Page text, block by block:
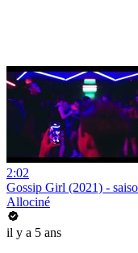
2:02
Gossip Girl (2021) -
Allociné
il y a 5 ans